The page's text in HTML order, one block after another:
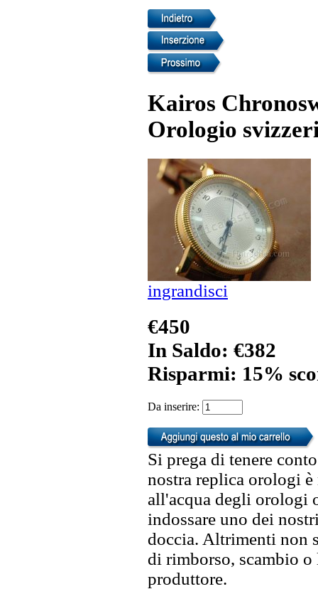
Kairos
Orologio
ingrandisci
€450
In Saldo: €382
Risparmi: 15%
Da inserire:
Si prega di tenere
nostra replica orologi
all'acqua degli orologi
indossare uno dei
doccia. Altrimenti non
di rimborso, scambio
produttore.